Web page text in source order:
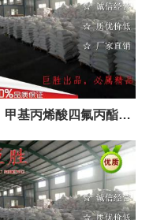
甲基丙烯酸四氟丙酯
（45102-52-1）